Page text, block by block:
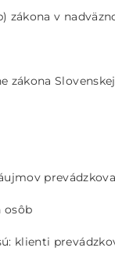
zákona v
zákona
osôb
klienti